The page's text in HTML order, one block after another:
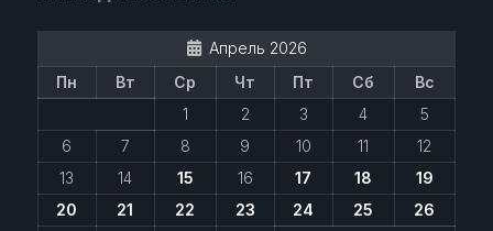
Апрель 2026
Пн
Вт Ср Чт Пт Сб
Вс
1
2 3 4
5
6
7 8 9 10 11
12
13
14 15 16 17 18
19
20
21 22 23 24 25
26